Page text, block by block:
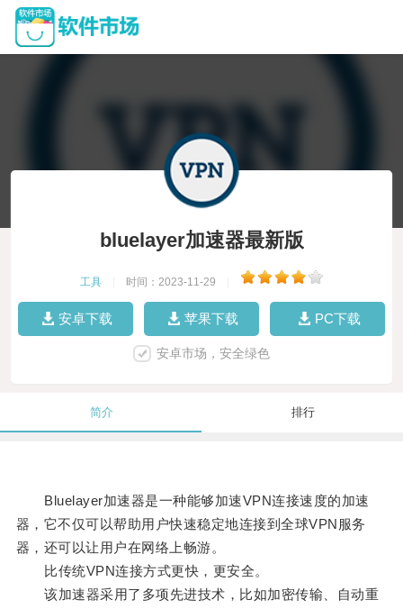
bluelayer加速器最新版
工具 时间：2023-11-29
安卓下载 苹果下载 PC下载
安卓市场，安全绿色
简介 排行
Bluelayer加速器是一种能够加速VPN连接速度的加速
器，它不仅可以帮助用户快速稳定地连接到全球VPN服务
器，还可以让用户在网络上畅游。
比传统VPN连接方式更快，更安全。
该加速器采用了多项先进技术，比如加密传输、自动重